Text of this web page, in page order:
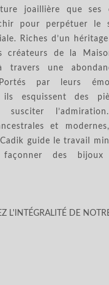
joaillière que ses
pour perpétuer le
Riches d’un
créateurs de la
travers une
Portés par leurs
ils esquissent des
susciter
et
guide le travail
des bijoux
L'INTÉGRALITÉ DE